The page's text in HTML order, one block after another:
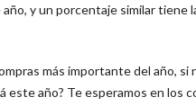
y un porcentaje similar tiene
más importante del año, si
este año? Te esperamos en los